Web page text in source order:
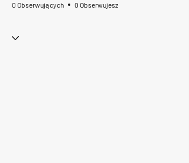
0 Obserwujących 0 Obserwujesz